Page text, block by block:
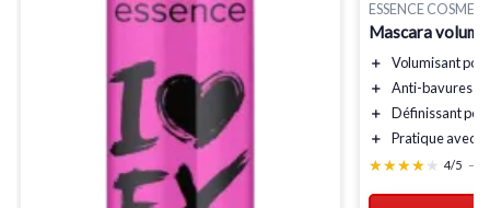
ESSENCE
Mascara
＋ Volumisant
＋
Anti-bavures
＋
Définissant
＋
Pratique avec
★★★★★
★★★★★ 4/5 —